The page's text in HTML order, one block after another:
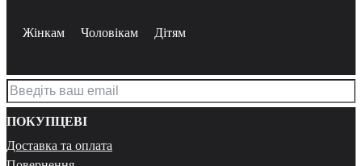
Жінкам Чоловікам Дітям
ПОКУПЦЕВІ
Доставка та оплата